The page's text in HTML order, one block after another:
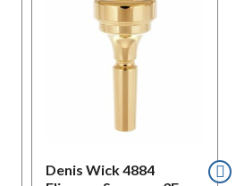
Denis Wick 4884